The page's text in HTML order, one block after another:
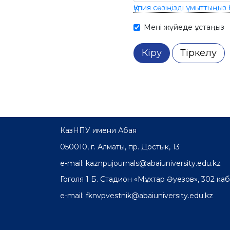
Құпия сөзіңізді ұмыттыңыз
Мені жүйеде ұстаңыз
Кіру Тіркелу
КазНПУ имени Абая
050010, г. Алматы, пр. Достык, 13
e-mail: kaznpujournals@abaiuniversity.edu.kz
Гоголя 1 Б. Стадион «Мұхтар Әуезов», 302
e-mail: fknvpvestnik@abaiuniversity.edu.kz